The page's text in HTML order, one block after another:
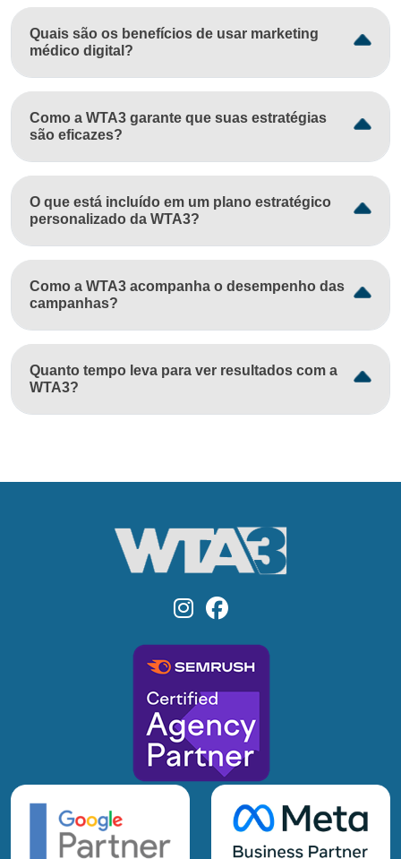
Quais são os benefícios de usar marketing
médico digital?
Como a WTA3 garante que suas estratégias
são eficazes?
O que está incluído em um plano estratégico
personalizado da WTA3?
Como a WTA3 acompanha o desempenho das
campanhas?
Quanto tempo leva para ver resultados com a
WTA3?